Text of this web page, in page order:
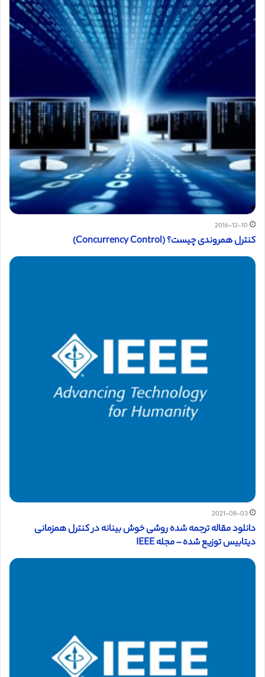
2016-12-10
کنترل همروندی چیست؟ (Concurrency Control)
2021-08-03
دانلود مقاله ترجمه شده روشی خوش بینانه در کنترل همزمانی
دیتابیس توزیع شده – مجله IEEE